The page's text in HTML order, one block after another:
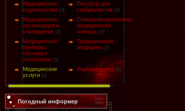
Медицинские
издательства [0]
Ресурсы для
специалистов [0]
Медицинские
организации и
учреждения [0]
Специализированная
медицинская
помощь [0]
Медицинские
приборы,
техника и
технологии [0]
Традиционная
медицина [0]
Медицинские
услуги [0]
Фармацевтика [0]
Погодный информер